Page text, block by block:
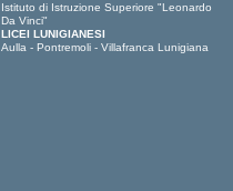
Istituto di Istruzione Superiore "Leonardo
Da Vinci"
LICEI LUNIGIANESI
Aulla - Pontremoli - Villafranca Lunigiana